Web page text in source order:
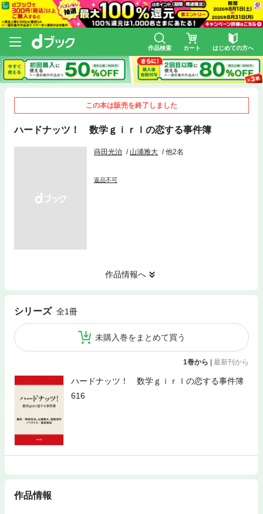
作品検索 カート はじめての方へ
この本は販売を終了しました
ハードナッツ！ 数学ｇｉｒｌの恋する事件簿
蒔田光治 山浦雅大 他2名
返品不可
作品情報へ
シリーズ 全1冊
未購入巻をまとめて買う
1巻から 最新刊から
ハードナッツ！ 数学ｇｉｒｌの恋する事件簿
616
作品情報